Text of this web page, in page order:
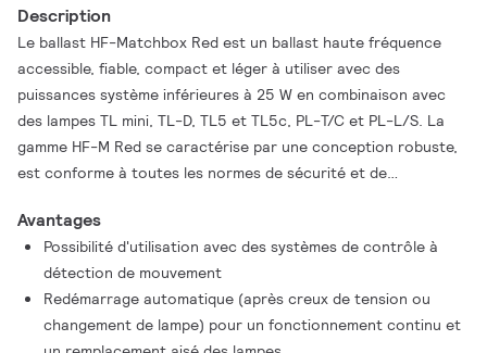
Description
Le ballast HF-Matchbox Red est un ballast haute fréquence
accessible, fiable, compact et léger à utiliser avec des
puissances système inférieures à 25 W en combinaison avec
des lampes TL mini, TL-D, TL5 et TL5c, PL-T/C et PL-L/S. La
gamme HF-M Red se caractérise par une conception robuste,
est conforme à toutes les normes de sécurité et de
indice d'efficacité énergétique (IEE CELMA ) A2.
Avantages
Possibilité d'utilisation avec des systèmes de contrôle à
détection de mouvement
Redémarrage automatique (après creux de tension ou
changement de lampe) pour un fonctionnement continu et